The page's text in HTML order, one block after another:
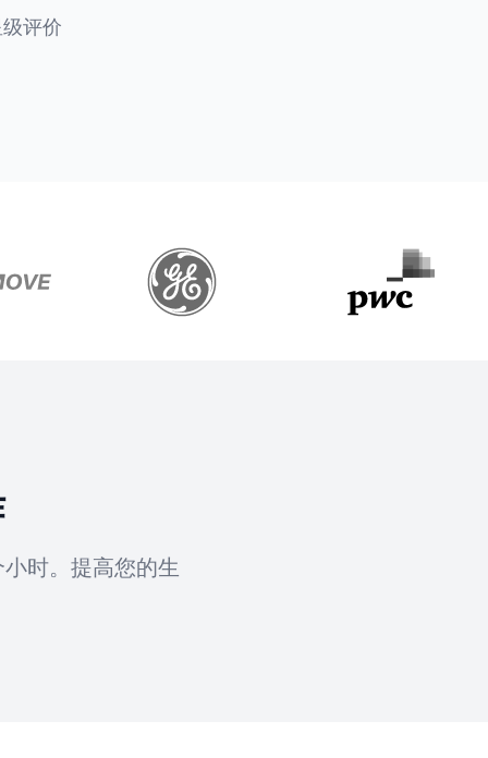
评价
时。提高您的生